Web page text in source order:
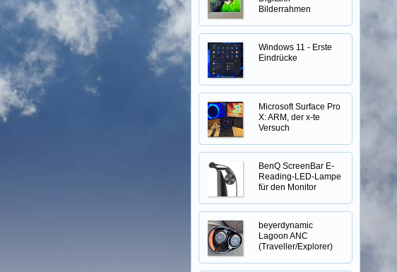
Bilderrahmen
Windows 11 - Erste
Eindrücke
Microsoft Surface Pro
X: ARM, der x-te
Versuch
BenQ ScreenBar E-
Reading-LED-Lampe
für den Monitor
beyerdynamic
Lagoon ANC
(Traveller/Explorer)